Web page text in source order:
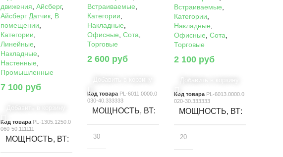
движения ,Айсберг,
Айсберг Датчик В
помещении
Категории
Линейные
Накладные
Настенные
Промышленные
7 100 руб
Код товара PL-1305.1250.0
060-50.111111
МОЩНОСТЬ, ВТ
Встраиваемые
Категории
Накладные
Офисные ,Сота
Торговые
2 600 руб
Код товара PL-6011.0000.0
030-40.333333
МОЩНОСТЬ, ВТ
30
Встраиваемые
Категории
Накладные
Офисные ,Сота
Торговые
2 100 руб
Код товара PL-6013.0000.0
020-30.333333
МОЩНОСТЬ, ВТ
20